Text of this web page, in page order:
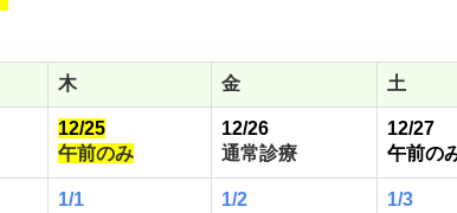
木 金 土
12/25
午前のみ
12/26
通常診療
12/27
午前の
1/1
1/2
1/3